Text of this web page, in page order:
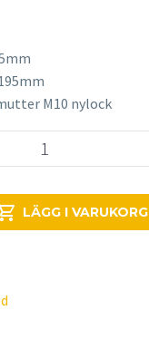
M10 nylock
LÄGG I VARUKORG